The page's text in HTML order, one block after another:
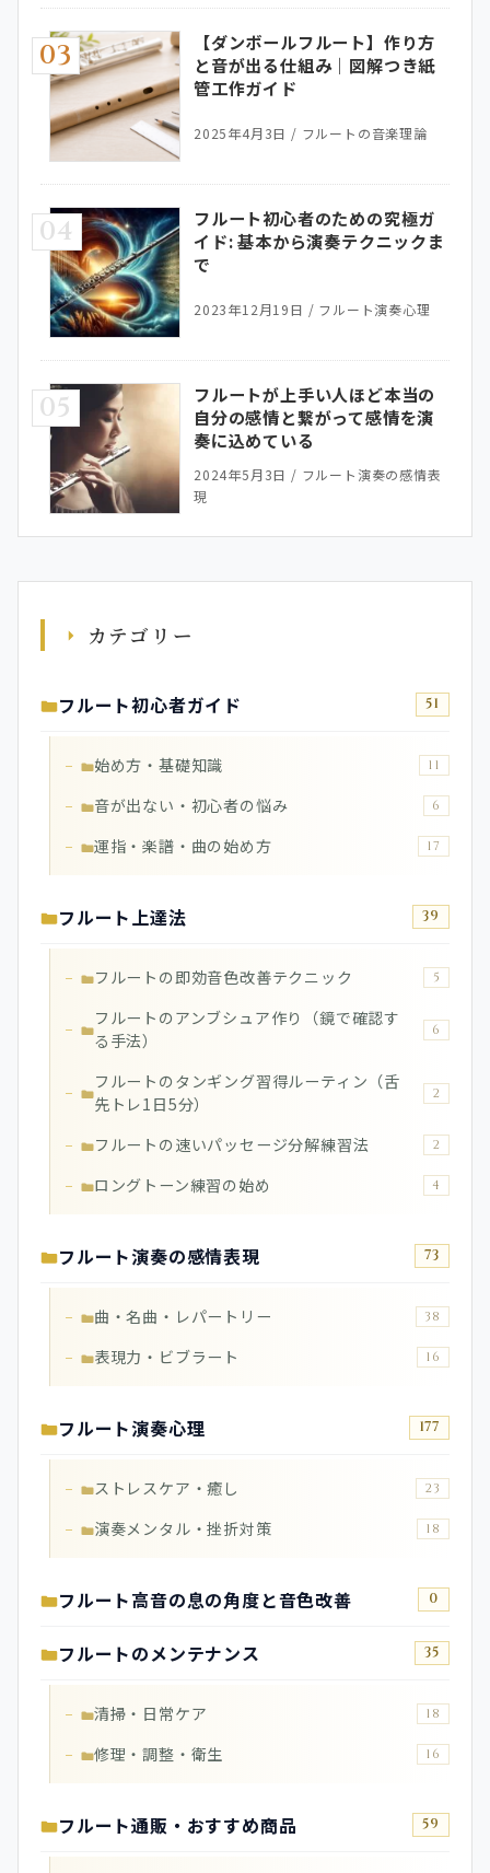
03
【ダンボールフルート】作り方
と音が出る仕組み｜図解つき紙
管工作ガイド
2025年4月3日 / フルートの音楽理論
04
フルート初心者のための究極ガ
イド: 基本から演奏テクニックま
で
2023年12月19日 / フルート演奏心理
05
フルートが上手い人ほど本当の
自分の感情と繋がって感情を演
奏に込めている
2024年5月3日 / フルート演奏の感情表
現
カテゴリー
フルート初心者ガイド 51
始め方・基礎知識 11
音が出ない・初心者の悩み 6
運指・楽譜・曲の始め方 17
フルート上達法 39
フルートの即効音色改善テクニック 5
フルートのアンブシュア作り（鏡で確認す
る手法）
6
フルートのタンギング習得ルーティン（舌
先トレ1日5分）
2
フルートの速いパッセージ分解練習法 2
ロングトーン練習の始め 4
フルート演奏の感情表現 73
曲・名曲・レパートリー 38
表現力・ビブラート 16
フルート演奏心理 177
ストレスケア・癒し 23
演奏メンタル・挫折対策 18
フルート高音の息の角度と音色改善 0
フルートのメンテナンス 35
清掃・日常ケア 18
修理・調整・衛生 16
フルート通販・おすすめ商品 59